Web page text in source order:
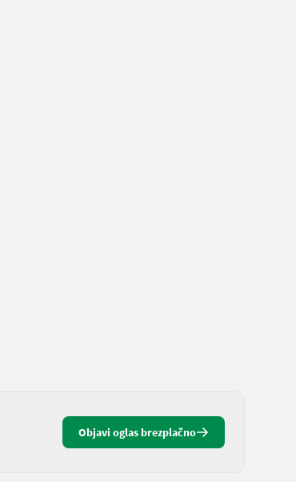
Objavi oglas brezplačno